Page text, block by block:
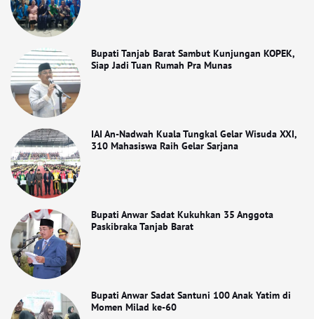
Bupati Tanjab Barat Sambut Kunjungan KOPEK,
Siap Jadi Tuan Rumah Pra Munas
IAI An-Nadwah Kuala Tungkal Gelar Wisuda XXI,
310 Mahasiswa Raih Gelar Sarjana
Bupati Anwar Sadat Kukuhkan 35 Anggota
Paskibraka Tanjab Barat
Bupati Anwar Sadat Santuni 100 Anak Yatim di
Momen Milad ke-60